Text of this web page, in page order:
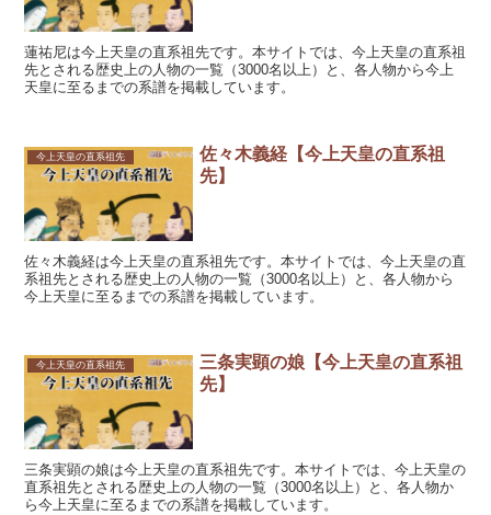
蓮祐尼は今上天皇の直系祖先です。本サイトでは、今上天皇の直系祖
先とされる歴史上の人物の一覧（3000名以上）と、各人物から今上
天皇に至るまでの系譜を掲載しています。
今上天皇の直系祖先
佐々木義経【今上天皇の直系祖
先】
佐々木義経は今上天皇の直系祖先です。本サイトでは、今上天皇の直
系祖先とされる歴史上の人物の一覧（3000名以上）と、各人物から
今上天皇に至るまでの系譜を掲載しています。
今上天皇の直系祖先
三条実顕の娘【今上天皇の直系祖
先】
三条実顕の娘は今上天皇の直系祖先です。本サイトでは、今上天皇の
直系祖先とされる歴史上の人物の一覧（3000名以上）と、各人物か
ら今上天皇に至るまでの系譜を掲載しています。